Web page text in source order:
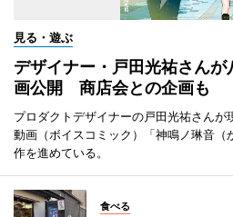
見る・遊ぶ
デザイナー・戸田光祐さん
画公開 商店会との企画も
プロダクトデザイナーの戸田光祐さん
動画（ボイスコミック）「神鳴ノ琳音（
作を進めている。
食べる